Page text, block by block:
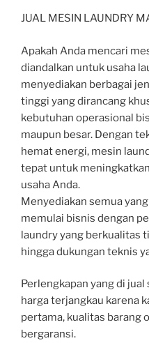
JUAL MESIN LAUNDRY
Apakah Anda mencari
diandalkan untuk usaha
menyediakan berbagai
tinggi yang dirancang
kebutuhan operasional
maupun besar. Dengan
hemat energi, mesin
tepat untuk
usaha Anda.
Menyediakan semua
memulai bisnis dengan
laundry yang berkualitas
hingga dukungan teknis
Perlengkapan yang di
harga terjangkau karena
pertama, kualitas barang
bergaransi.